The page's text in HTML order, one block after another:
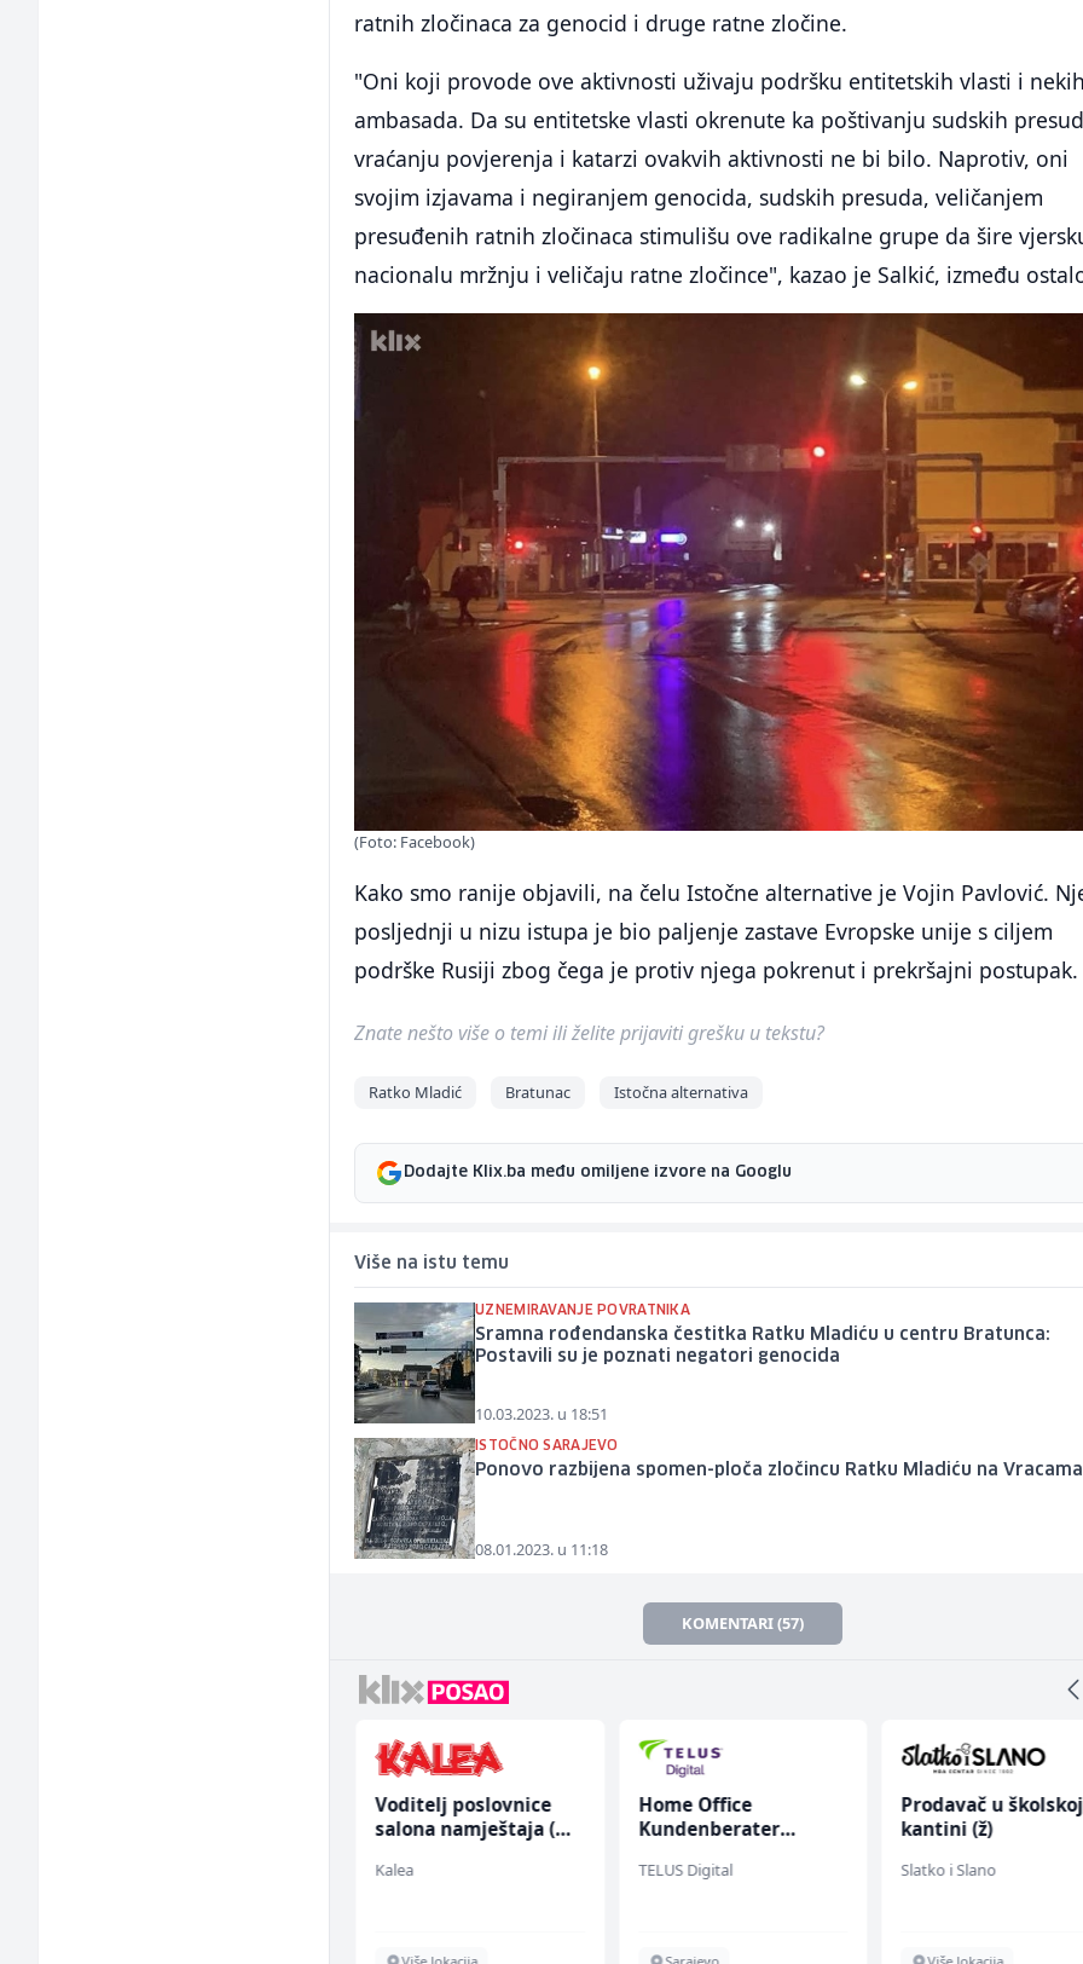
ratnih zločinaca za genocid i druge ratne zločine.
"Oni koji provode ove aktivnosti uživaju podršku entitetskih vlasti i
ambasada. Da su entitetske vlasti okrenute ka poštivanju sudskih
vraćanju povjerenja i katarzi ovakvih aktivnosti ne bi bilo. Naprotiv, oni
svojim izjavama i negiranjem genocida, sudskih presuda, veličanjem
presuđenih ratnih zločinaca stimulišu ove radikalne grupe da šire
nacionalu mržnju i veličaju ratne zločince", kazao je Salkić, između
(Foto: Facebook)
Kako smo ranije objavili, na čelu Istočne alternative je Vojin Pavlović.
posljednji u nizu istupa je bio paljenje zastave Evropske unije s ciljem
podrške Rusiji zbog čega je protiv njega pokrenut i prekršajni postupak.
Znate nešto više o temi ili želite prijaviti grešku u tekstu?
Ratko Mladić Bratunac Istočna alternativa
Dodajte Klix.ba među omiljene izvore na Googlu
Više na istu temu
UZNEMIRAVANJE POVRATNIKA
Sramna rođendanska čestitka Ratku Mladiću u centru Bratunca:
Postavili su je poznati negatori genocida
10.03.2023. u 18:51
ISTOČNO SARAJEVO
Ponovo razbijena spomen-ploča zločincu Ratku Mladiću na Vracama
08.01.2023. u 11:18
KOMENTARI (57)
Voditelj poslovnice
salona namještaja (m/
Kalea
Home Office
Kundenberater
renommiertes
TELUS Digital
Prodavač u školskoj
kantini (ž)
Slatko i Slano